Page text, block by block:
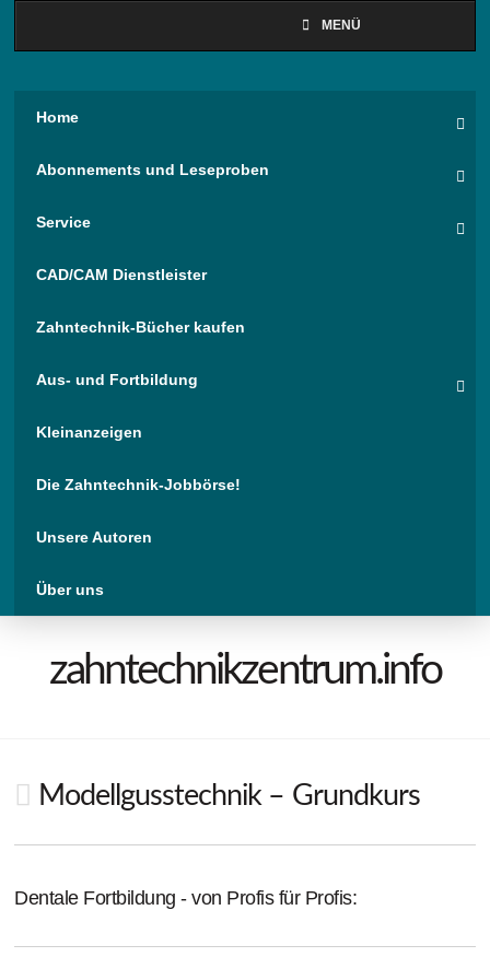
MENÜ
Home
Abonnements und Leseproben
Service
CAD/CAM Dienstleister
Zahntechnik-Bücher kaufen
Aus- und Fortbildung
Kleinanzeigen
Die Zahntechnik-Jobbörse!
Unsere Autoren
Über uns
zahntechnikzentrum.info
Modellgusstechnik – Grundkurs
Dentale Fortbildung - von Profis für Profis: